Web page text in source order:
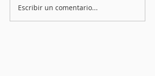
Escribir un comentario...